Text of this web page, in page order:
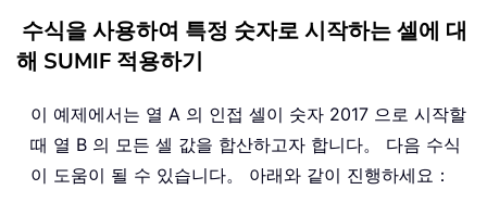
수식을 사용하여 특정 숫자로 시작하는 셀에 대
해 SUMIF 적용하기
이 예제에서는 열 A 의 인접 셀이 숫자 2017 으로 시작할
때 열 B 의 모든 셀 값을 합산하고자 합니다。 다음 수식
이 도움이 될 수 있습니다。 아래와 같이 진행하세요：